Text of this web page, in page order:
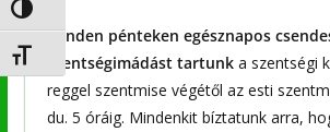
Nagy kontraszt váltása
Betűméret váltása
Minden pénteken egésznapos
szentségimádást tartunka szentségi
reggel szentmise végétől az esti
du. 5 óráig. Mindenkit bíztatunk arra,